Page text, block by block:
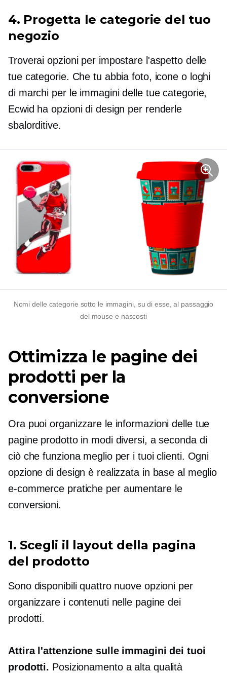
4. Progetta le categorie del tuo
negozio
Troverai opzioni per impostare l'aspetto delle
tue categorie. Che tu abbia foto, icone o loghi
di marchi per le immagini delle tue categorie,
Ecwid ha opzioni di design per renderle
sbalorditive.
Nomi delle categorie sotto le immagini, su di esse, al passaggio
del mouse e nascosti
Ottimizza le pagine dei
prodotti per la
conversione
Ora puoi organizzare le informazioni delle tue
pagine prodotto in modi diversi, a seconda di
ciò che funziona meglio per i tuoi clienti. Ogni
opzione di design è realizzata in base al meglio
e-commerce pratiche per aumentare le
conversioni.
1. Scegli il layout della pagina
del prodotto
Sono disponibili quattro nuove opzioni per
organizzare i contenuti nelle pagine dei
prodotti.
Attira l'attenzione sulle immagini dei tuoi
prodotti. Posizionamento aalta qualità